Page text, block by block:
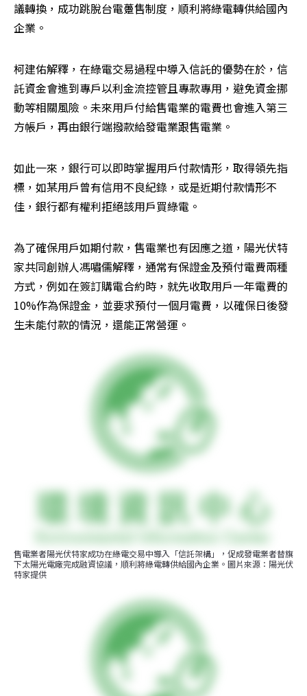
議轉換，成功跳脫台電躉售制度，順利將綠電轉供給國內
企業。
柯建佑解釋，在綠電交易過程中導入信託的優勢在於，信
託資金會進到專戶以利金流控管且專款專用，避免資金挪
動等相關風險。未來用戶付給售電業的電費也會進入第三
方帳戶，再由銀行端撥款給發電業跟售電業。
如此一來，銀行可以即時掌握用戶付款情形，取得領先指
標，如某用戶曾有信用不良紀錄，或是近期付款情形不
佳，銀行都有權利拒絕該用戶買綠電。
為了確保用戶如期付款，售電業也有因應之道，陽光伏特
家共同創辦人馮嘯儒解釋，通常有保證金及預付電費兩種
方式，例如在簽訂購電合約時，就先收取用戶一年電費的
10%作為保證金，並要求預付一個月電費，以確保日後發
生未能付款的情況，還能正常營運。
售電業者陽光伏特家成功在綠電交易中導入「信託架構」，促成發電業者替旗
下太陽光電廠完成融資協議，順利將綠電轉供給國內企業。圖片來源：陽光伏
特家提供